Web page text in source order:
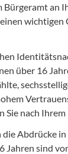
Bürgeramt
über 16
nach
Abdrücke
sind